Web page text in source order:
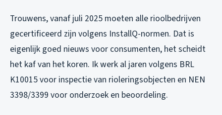
Trouwens, vanaf juli 2025 moeten alle rioolbedrijven
gecertificeerd zijn volgens InstallQ-normen. Dat is
eigenlijk goed nieuws voor consumenten, het scheidt
het kaf van het koren. Ik werk al jaren volgens BRL
K10015 voor inspectie van rioleringsobjecten en NEN
3398/3399 voor onderzoek en beoordeling.